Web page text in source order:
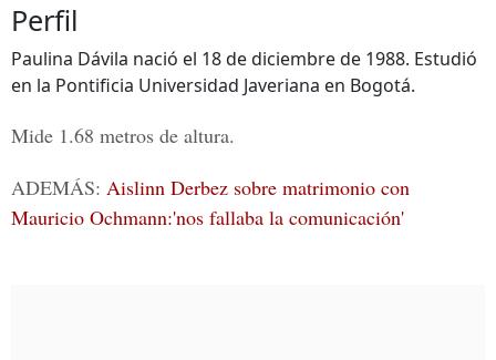
Perfil
Paulina Dávila nació el 18 de diciembre de 1988. Estudió
en la Pontificia Universidad Javeriana en Bogotá.
Mide 1.68 metros de altura.
ADEMÁS: Aislinn Derbez sobre matrimonio con
Mauricio Ochmann:'nos fallaba la comunicación'